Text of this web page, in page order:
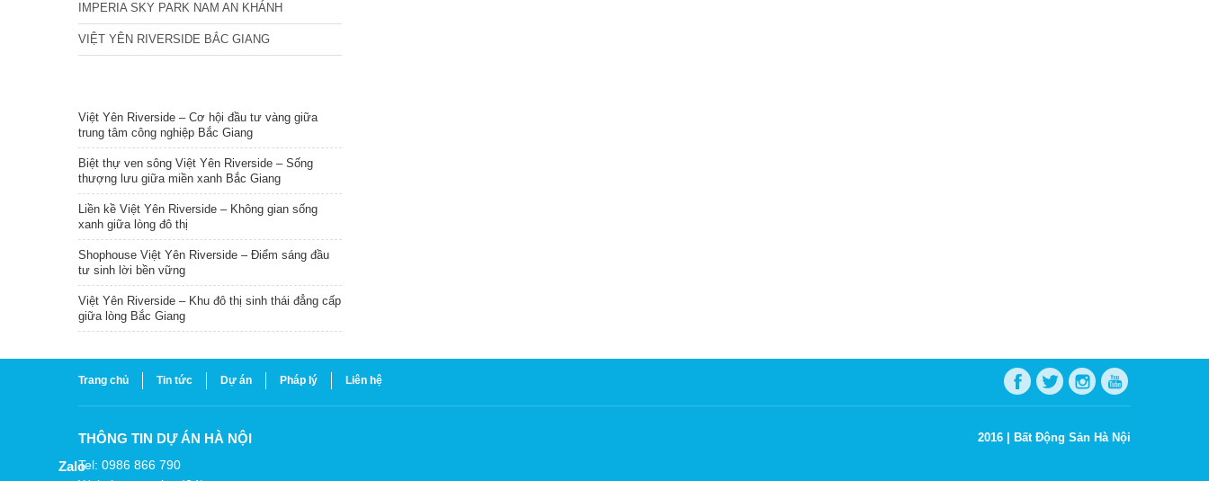
IMPERIA SKY PARK NAM AN KHÁNH
VIỆT YÊN RIVERSIDE BẮC GIANG
Việt Yên Riverside – Cơ hội đầu tư vàng giữa
trung tâm công nghiệp Bắc Giang
Biệt thự ven sông Việt Yên Riverside – Sống
thượng lưu giữa miền xanh Bắc Giang
Liền kề Việt Yên Riverside – Không gian sống
xanh giữa lòng đô thị
Shophouse Việt Yên Riverside – Điểm sáng đầu
tư sinh lời bền vững
Việt Yên Riverside – Khu đô thị sinh thái đẳng cấp
giữa lòng Bắc Giang
Trang chủ Tin tức Dự án Pháp lý Liên hệ
THÔNG TIN DỰ ÁN HÀ NỘI
Tel: 0986 866 790
2016 | Bất Động Sản Hà Nội
Zalo